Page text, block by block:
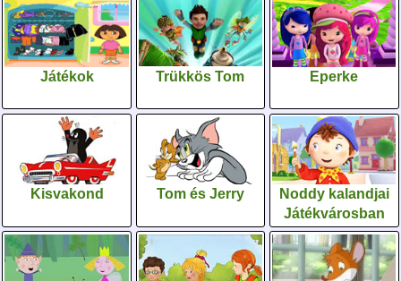
Játékok Trükkös Tom Eperke
Kisvakond Tom és Jerry
Noddy kalandjai
Játékvárosban